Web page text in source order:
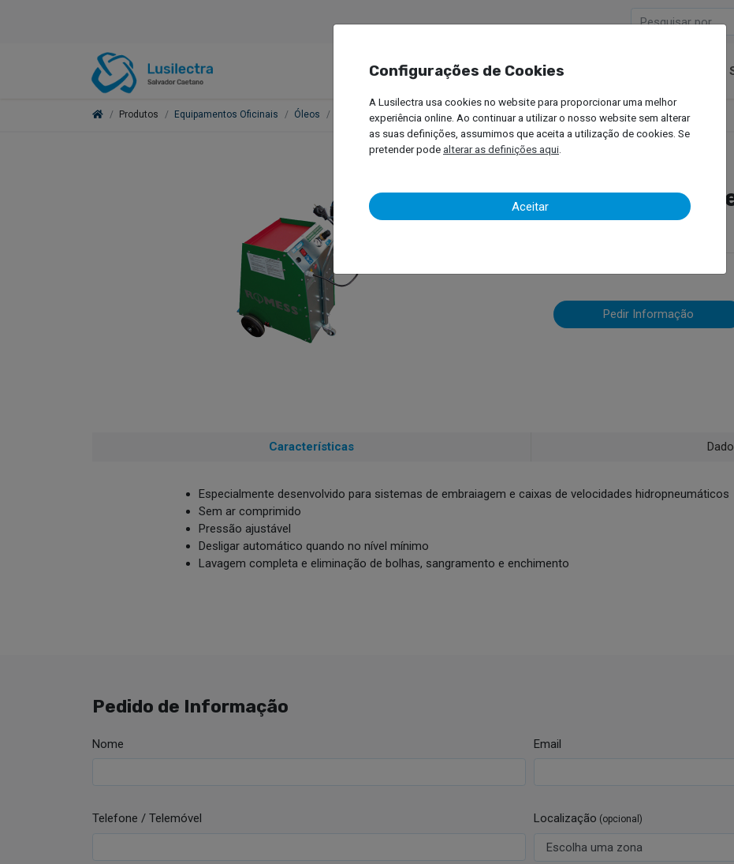
Empresa
Produtos Equipamentos Oficinais Óleos Sangradores de Caixas de Velocidades
Sangradores
Velocidades
Pedir Informação
Características
Especialmente desenvolvido para sistemas de embraiagem e caixas de velocidades hidropneumáticos
Sem ar comprimido
Pressão ajustável
Desligar automático quando no nível mínimo
Lavagem completa e eliminação de bolhas, sangramento e enchimento
Pedido de Informação
Nome Email
Telefone / Telemóvel Localização (opcional)
Configurações de Cookies
A Lusilectra usa cookies no website para proporcionar uma melhor
experiência online. Ao continuar a utilizar o nosso website sem alterar
as suas definições, assumimos que aceita a utilização de cookies. Se
pretender podealterar as definições aqui
Aceitar